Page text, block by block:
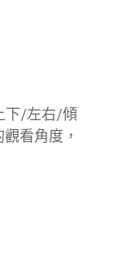
下/左右/傾
看角度，